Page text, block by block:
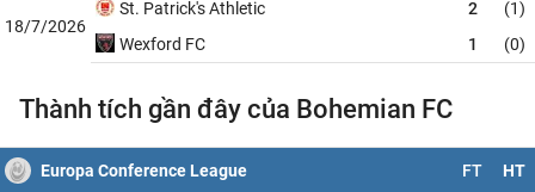
18/7/2026
St. Patrick's Athletic 2
(1)
Wexford FC
1 (0)
Thành tích gần đây của Bohemian FC
Europa Conference League FT HT